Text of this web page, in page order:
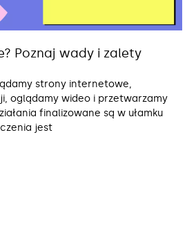
Poznaj wady i zalety
strony internetowe,
oglądamy wideo i przetwarzamy
finalizowane są w ułamku
jest